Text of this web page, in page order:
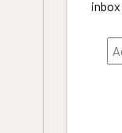
inbox